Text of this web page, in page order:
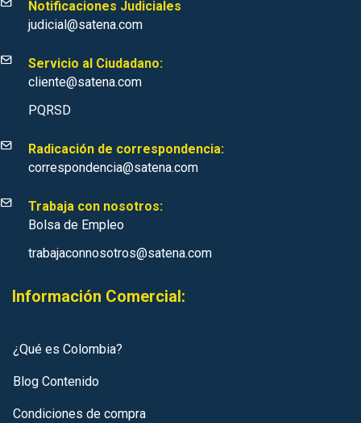
Notificaciones Judiciales
judicial@satena.com
Servicio al Ciudadano:
cliente@satena.com
PQRSD
Radicación de correspondencia:
correspondencia@satena.com
Trabaja con nosotros:
Bolsa de Empleo
trabajaconnosotros@satena.com
Información Comercial:
¿Qué es Colombia?
Blog Contenido
Condiciones de compra